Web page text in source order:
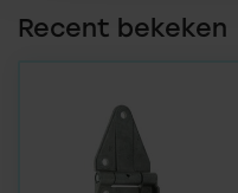
Recent bekeken